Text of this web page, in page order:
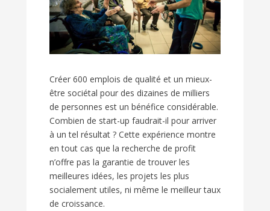
Créer 600 emplois de qualité et un mieux-
être sociétal pour des dizaines de milliers
de personnes est un bénéfice considérable.
Combien de start-up faudrait-il pour arriver
à un tel résultat ? Cette expérience montre
en tout cas que la recherche de profit
n’offre pas la garantie de trouver les
meilleures idées, les projets les plus
socialement utiles, ni même le meilleur taux
de croissance.